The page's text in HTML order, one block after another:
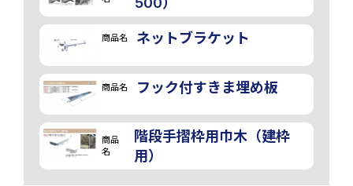
商品名 ネットブラケット
商品名 フック付すきま埋め板
商品
名
階段手摺枠用巾木（建枠
用）